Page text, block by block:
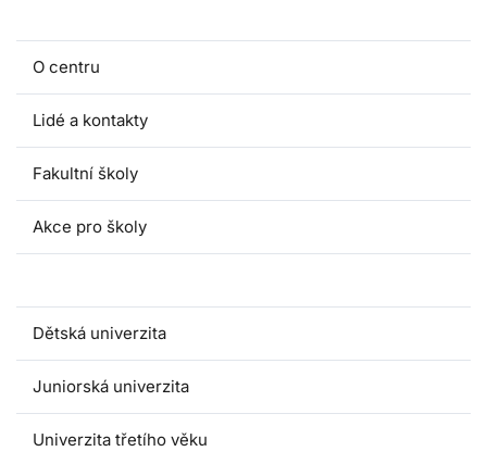
O centru
Lidé a kontakty
Fakultní školy
Akce pro školy
Dětská univerzita
Juniorská univerzita
Univerzita třetího věku